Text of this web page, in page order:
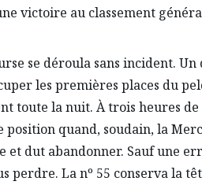
victoire au classement
se déroula sans incident. Un
les premières places du
toute la nuit. À trois heures de
position quand, soudain, la
et dut abandonner. Sauf une
perdre. La nº 55 conserva la